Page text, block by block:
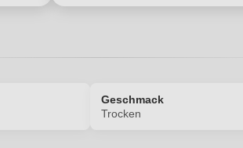
Geschmack
Trocken